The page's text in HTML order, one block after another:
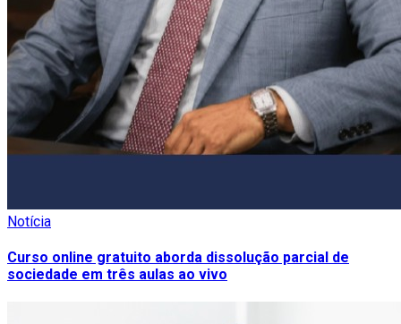
Notícia
Curso online gratuito aborda dissolução parcial de
sociedade em três aulas ao vivo